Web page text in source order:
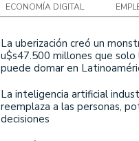
ECONOMÍA DIGITAL
La uberización creó un
u$s47.500 millones que solo
puede domar en
La inteligencia artificial
reemplaza a las personas,
decisiones